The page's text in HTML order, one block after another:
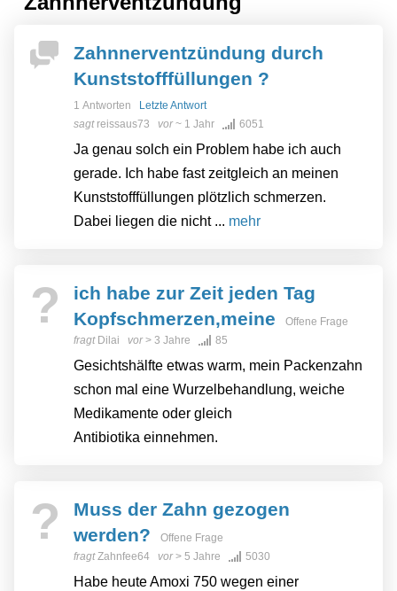
Zahnnerventzündung durch
Kunststofffüllungen ?
1 Antworten
Letzte Antwort
sagt reissaus73 vor~ 1 Jahr 6051
Ja genau solch ein Problem habe ich auch
gerade. Ich habe fast zeitgleich an meinen
Kunststofffüllungen plötzlich schmerzen.
Dabei liegen die nicht ... mehr
?
ich habe zur Zeit jeden Tag
Kopfschmerzen,meine
Offene Frage
fragt Dilai vor> 3 Jahre 85
Gesichtshälfte etwas warm, mein Packenzahn
schon mal eine Wurzelbehandlung, weiche
Medikamente oder gleich
Antibiotika einnehmen.
?
Muss der Zahn gezogen
werden?
Offene Frage
fragtZahnfee64 vor> 5 Jahre 5030
Habe heute Amoxi 750 wegen einer